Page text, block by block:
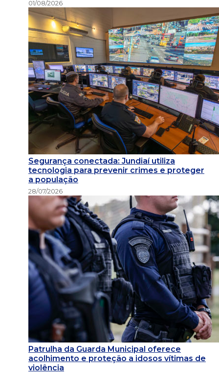
01/08/2026
Segurança conectada: Jundiaí utiliza
tecnologia para prevenir crimes e proteger
a população
28/07/2026
Patrulha da Guarda Municipal oferece
acolhimento e proteção a idosos vítimas de
violência